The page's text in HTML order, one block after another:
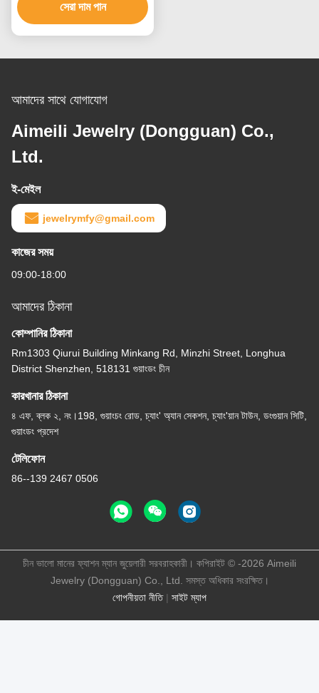
সেরা দাম পান
আমাদের সাথে যোগাযোগ
Aimeili Jewelry (Dongguan) Co.,
Ltd.
ই-মেইল
jewelrymfy@gmail.com
কাজের সময়
09:00-18:00
আমাদের ঠিকানা
কোম্পানির ঠিকানা
Rm1303 Qiurui Building Minkang Rd, Minzhi Street, Longhua
District Shenzhen, 518131 গুয়াংডং চীন
কারখানার ঠিকানা
৪ এফ, ব্লক ২, নং।198, গুয়াংচং রোড, চ্যাং' অ্যান সেকশন, চ্যাং'য়ান টাউন, ডংগুয়ান সিটি,
গুয়াংডং প্রদেশ
টেলিফোন
86--139 2467 0506
গোপনীয়তা নীতি| সাইট ম্যাপ
চীন ভালো মানের ফ্যাশন ম্যান জুয়েলারী সরবরাহকারী। কপিরাইট © -2026 Aimeili
Jewelry (Dongguan) Co., Ltd. সমস্ত অধিকার সংরক্ষিত।